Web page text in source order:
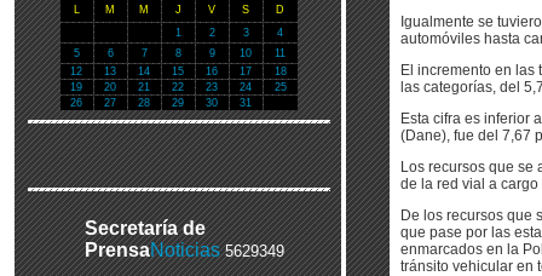
L M M J V S
D
1
2 3
4
5
6 7 8 9 10
11
12
13 14 15 16 17
18
19
20 21 22 23 24
25
26
27 28 29 30 31
Secretaría de
PrensaNoticias 5629349
Igualmente se
automóviles hasta
El incremento en las
las categorías, del
Esta cifra es inferior
(Dane), fue del 7,67
Los recursos que se
de la red vial a
De los recursos que
que pase por las
enmarcados en la
tránsito vehicular en